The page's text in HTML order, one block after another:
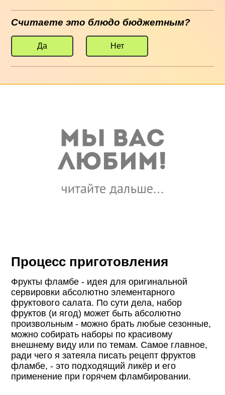
Считаете это блюдо бюджетным?
Да Нет
Процесс приготовления
Фрукты фламбе - идея для оригинальной
сервировки абсолютно элементарного
фруктового салата. По сути дела, набор
фруктов (и ягод) может быть абсолютно
произвольным - можно брать любые сезонные,
можно собирать наборы по красивому
внешнему виду или по темам. Самое главное,
ради чего я затеяла писать рецепт фруктов
фламбе, - это подходящий ликёр и его
применение при горячем фламбировании.